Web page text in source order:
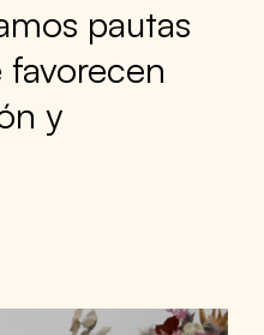
pautas
favorecen
y